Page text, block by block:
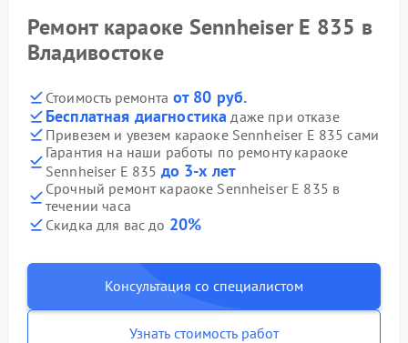
Ремонт караоке Sennheiser E 835 в
Владивостоке
Стоимость ремонта от 80 руб.
Бесплатная диагностика даже при отказе
Привезем и увезем караоке Sennheiser E 835 сами
Гарантия на наши работы по ремонту караоке
Sennheiser E 835 до 3-х лет
Срочный ремонт караоке Sennheiser E 835 в
течении часа
Скидка для вас до 20%
Консультация со специалистом
Узнать стоимость работ